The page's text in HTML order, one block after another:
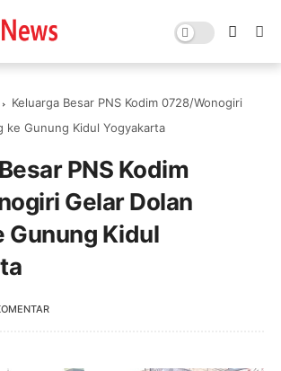
Keluarga Besar PNS Kodim 0728/Wonogiri
ke Gunung Kidul Yogyakarta
PNS Kodim
Gelar Dolan
Gunung Kidul